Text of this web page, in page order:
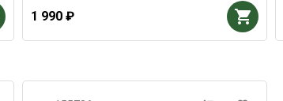
1 990 ₽